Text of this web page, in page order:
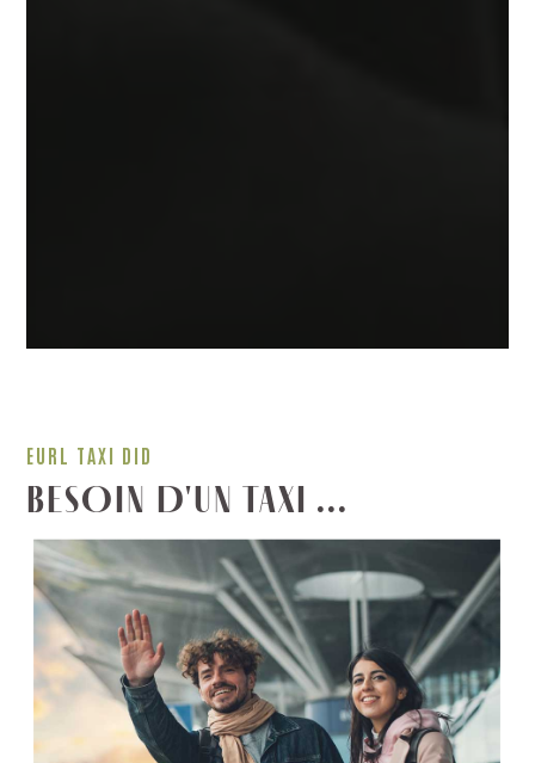
EURL TAXI DID
BESOIN D'UN TAXI ...